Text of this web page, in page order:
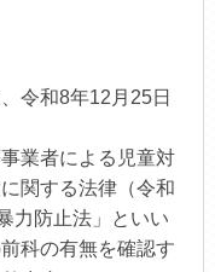
令和8年12月25日
業者による児童対
関する法律（令和
力防止法」といい
科の有無を確認す